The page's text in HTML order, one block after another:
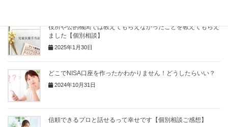
役所や公的機関では教えてもらえなかったことを教えてもらえ
ました【個別相談】
2025年1月30日
どこでNISA口座を作ったかわかりません！どうしたらいい？
2024年10月31日
信頼できるプロと話せるって幸せです【個別相談ご感想】